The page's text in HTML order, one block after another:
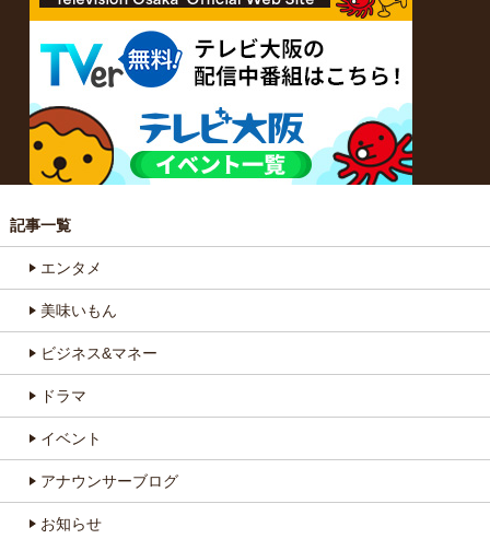
記事一覧
エンタメ
美味いもん
ビジネス&マネー
ドラマ
イベント
アナウンサーブログ
お知らせ